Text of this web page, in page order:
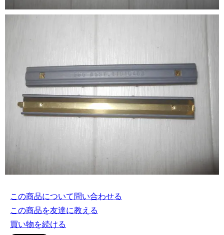
この商品について問い合わせる
この商品を友達に教える
買い物を続ける